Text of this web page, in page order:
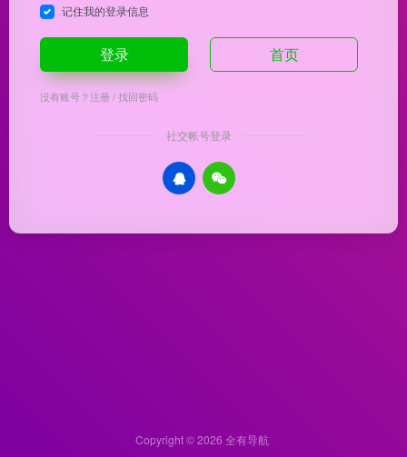
记住我的登录信息
登录 首页
没有账号？注册/找回密码
社交帐号登录
Copyright © 2026 全有导航